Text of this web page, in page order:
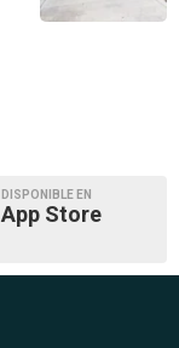
DISPONIBLE EN
App Store